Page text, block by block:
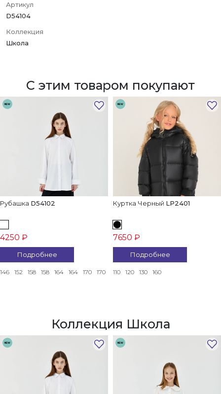
Артикул
D54104
Коллекция
Школа
С этим товаром покупают
NEW
Рубашка D54102
4250 ₽
Подробнее
146 152 158 158 164 164 170 170
NEW
Куртка Черный LP2401
7650 ₽
Подробнее
110 120 130 160
Коллекция Школа
NEW NEW